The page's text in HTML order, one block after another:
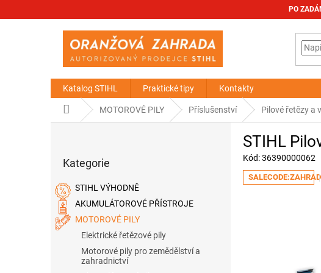
PO
Katalog STIHL Praktické tipy Kontakty
Domů MOTOROVÉ PILY Příslušenství Pilové řetězy a
a
n
kategorie
Kategorie
STIHL VÝHODNĚ
AKUMULÁTOROVÉ PŘÍSTROJE
MOTOROVÉ PILY
Elektrické řetězové pily
Motorové pily pro zemědělství a
zahradnictví
STIHL
Kód:36390000062